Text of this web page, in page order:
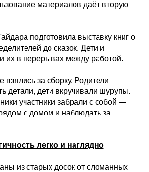
материалов даёт вторую
подготовила выставку книг о
до сказок. Дети и
их в перерывах между работой.
взялись за сборку. Родители
детали, дети вкручивали шурупы.
участники забрали с собой —
с домом и наблюдать за
легко и наглядно
из старых досок от сломанных